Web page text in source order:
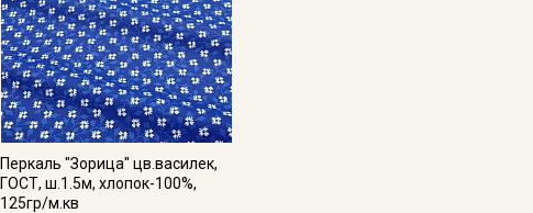
Перкаль "Зорица" цв.василек,
ГОСТ, ш.1.5м, хлопок-100%,
125гр/м.кв
Мы публикуем здесь дополнительные
промокоды и скидки до 30% на узкие
Электронная почта